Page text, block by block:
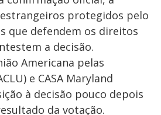
protegidos pelo
que defendem os direitos
a decisão.
Americana pelas
e CASA Maryland
à decisão pouco depois
da votação.